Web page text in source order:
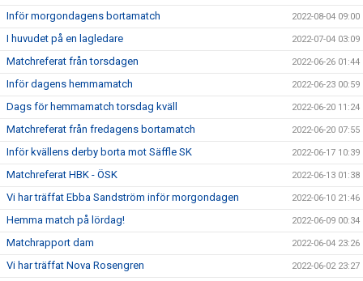
Inför morgondagens bortamatch 2022-08-04 09:00
I huvudet på en lagledare 2022-07-04 03:09
Matchreferat från torsdagen 2022-06-26 01:44
Inför dagens hemmamatch 2022-06-23 00:59
Dags för hemmamatch torsdag kväll 2022-06-20 11:24
Matchreferat från fredagens bortamatch 2022-06-20 07:55
Inför kvällens derby borta mot Säffle SK 2022-06-17 10:39
Matchreferat HBK - ÖSK 2022-06-13 01:38
Vi har träffat Ebba Sandström inför morgondagen 2022-06-10 21:46
Hemma match på lördag! 2022-06-09 00:34
Matchrapport dam 2022-06-04 23:26
Vi har träffat Nova Rosengren 2022-06-02 23:27